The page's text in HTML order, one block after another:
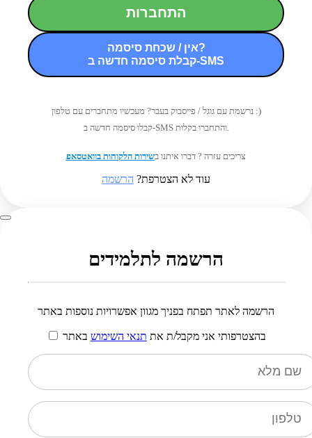
התחברות
אין / שכחת סיסמה?
קבלת סיסמה חדשה ב-SMS
נרשמת עם גוגל / פייסבוק בעבר? מעכשיו מתחברים עם טלפון :)
קבלו סיסמה חדשה ב-SMS והתחברו בקלות.
צריכים עזרה ? דברו איתנו בשירות הלקוחות בוואטסאפ
עוד לא הצטרפת? הרשמה
הרשמה לתלמידים
הרשמה לאתר תפתח בפניך מגוון אפשרויות נוספות באתר
בהצטרפותי אני מקבל/ת את תנאי השימוש באתר